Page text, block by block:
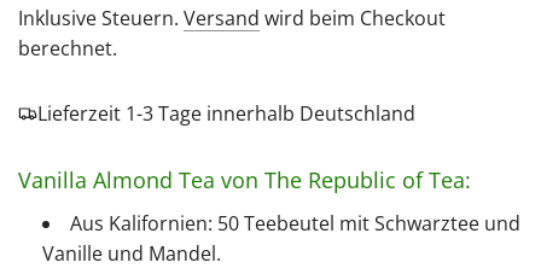
Preis
Inklusive Steuern. Versand wird beim Checkout
berechnet.
Lieferzeit 1-3 Tage innerhalb Deutschland
Vanilla Almond Tea von The Republic of Tea:
Aus Kalifornien: 50 Teebeutel mit Schwarztee und
Vanille und Mandel.